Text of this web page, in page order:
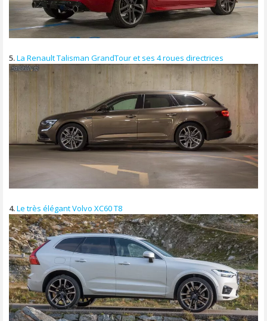
5.La Renault Talisman GrandTour et ses 4 roues directrices
4.Le très élégant Volvo XC60 T8